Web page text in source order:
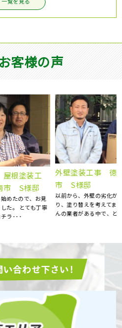
客様の声
外壁塗装工事 徳島県吉野川
市 S様邸
以前から、外壁の劣化が気になってお
り、塗り替えを考えてました。 たくさ
んの業者がある中で、ど･･･